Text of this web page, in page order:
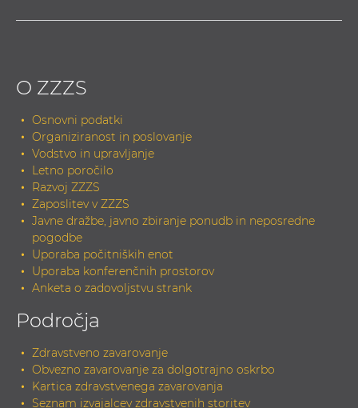
O ZZZS
Osnovni podatki
Organiziranost in poslovanje
Vodstvo in upravljanje
Letno poročilo
Razvoj ZZZS
Zaposlitev v ZZZS
Javne dražbe, javno zbiranje ponudb in neposredne
pogodbe
Uporaba počitniških enot
Uporaba konferenčnih prostorov
Anketa o zadovoljstvu strank
Področja
Zdravstveno zavarovanje
Obvezno zavarovanje za dolgotrajno oskrbo
Kartica zdravstvenega zavarovanja
Seznam izvajalcev zdravstvenih storitev